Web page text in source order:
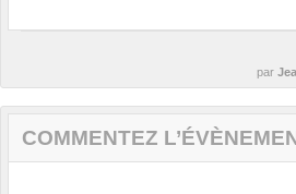
par
COMMENTEZ